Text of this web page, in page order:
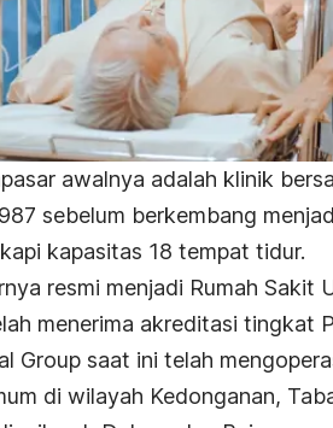
awalnya adalah klinik
sebelum berkembang
kapasitas 18 tempat tidur.
resmi menjadi Rumah Sakit
menerima akreditasi tingkat
Group saat ini telah
di wilayah Kedonganan,